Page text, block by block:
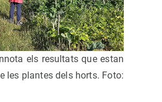
els resultats que estan
les plantes dels horts. Foto: